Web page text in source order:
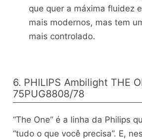
que quer a máxima fluidez
mais modernos, mas tem
mais controlado.
6. PHILIPS Ambilight THE
75PUG8808/78
“The One” é a linha da Philips
“tudo o que você precisa”. E,